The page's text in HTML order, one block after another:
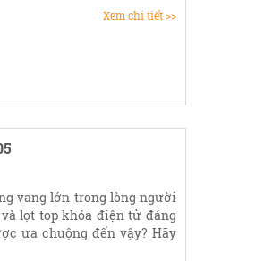
Xem chi tiết >>
vang lớn trong lòng người
lọt top khóa điện tử đáng
ưa chuộng đến vậy? Hãy